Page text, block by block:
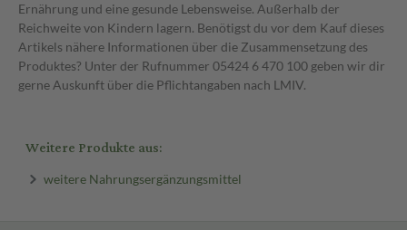
Ernährung und eine gesunde Lebensweise. Außerhalb der
Reichweite von Kindern lagern. Benötigst du vor dem Kauf dieses
Artikels nähere Informationen über die Zusammensetzung des
Produktes? Unter der Rufnummer 05424 6 470 100 geben wir dir
gerne Auskunft über die Pflichtangaben nach LMIV.
Weitere Produkte aus:
weitere Nahrungsergänzungsmittel